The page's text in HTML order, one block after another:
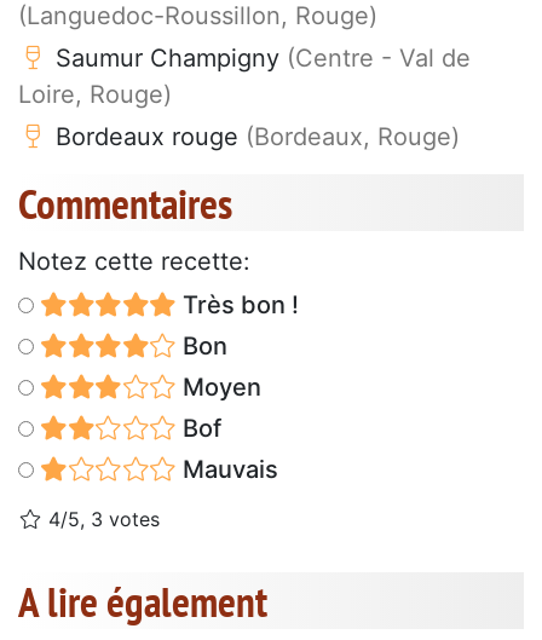
(Languedoc-Roussillon, Rouge)
Saumur Champigny (Centre - Val de
Loire, Rouge)
Bordeaux rouge (Bordeaux, Rouge)
Commentaires
Notez cette recette:
Très bon !
Bon
Moyen
Bof
Mauvais
4/5, 3 votes
A lire également